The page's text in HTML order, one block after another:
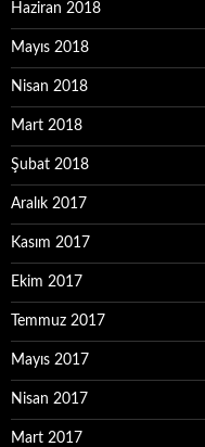
Haziran 2018
Mayıs 2018
Nisan 2018
Mart 2018
Şubat 2018
Aralık 2017
Kasım 2017
Ekim 2017
Temmuz 2017
Mayıs 2017
Nisan 2017
Mart 2017